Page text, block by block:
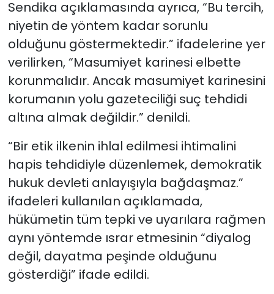
Sendika açıklamasında ayrıca, “Bu tercih,
niyetin de yöntem kadar sorunlu
olduğunu göstermektedir.” ifadelerine yer
verilirken, “Masumiyet karinesi elbette
korunmalıdır. Ancak masumiyet karinesini
korumanın yolu gazeteciliği suç tehdidi
altına almak değildir.” denildi.
“Bir etik ilkenin ihlal edilmesi ihtimalini
hapis tehdidiyle düzenlemek, demokratik
hukuk devleti anlayışıyla bağdaşmaz.”
ifadeleri kullanılan açıklamada,
hükümetin tüm tepki ve uyarılara rağmen
aynı yöntemde ısrar etmesinin “diyalog
değil, dayatma peşinde olduğunu
gösterdiği” ifade edildi.